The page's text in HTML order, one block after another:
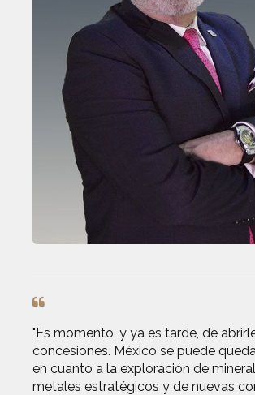
"Es momento, y ya es tarde, de
concesiones. México se puede
en cuanto a la exploración de
metales estratégicos y de nuevas